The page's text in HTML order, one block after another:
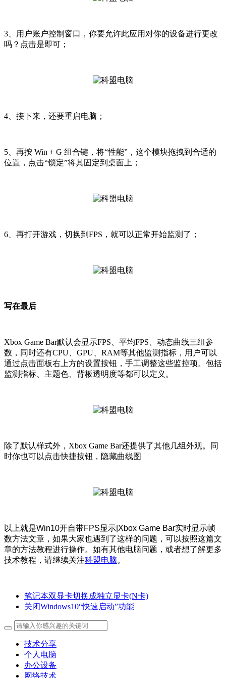
3、用户账户控制窗口，你要允许此应用对你的设备进行更改
吗？点击是即可；
4、接下来，还要重启电脑；
5、再按 Win + G 组合键，将“性能”，这个模块拖拽到合适的
位置，点击“锁定”将其固定到桌面上；
6、再打开游戏，切换到FPS，就可以正常开始监测了；
写在最后
Xbox Game Bar默认会显示FPS、平均FPS、动态曲线三组参
数，同时还有CPU、GPU、RAM等其他监测指标，用户可以
通过点击面板右上方的设置按钮，手工调整这些监控项。包括
监测指标、主题色、背板透明度等都可以定义。
除了默认样式外，Xbox Game Bar还提供了其他几组外观。同
时你也可以点击快捷按钮，隐藏曲线图
以上就是Win10开自带FPS显示|Xbox Game Bar实时显示帧
数方法文章，如果大家也遇到了这样的问题，可以按照这篇文
章的方法教程进行操作。 如有其他电脑问题，或者想了解更多
技术教程，请继续关注科盟电脑。
笔记本双显卡切换成独立显卡(N卡)
关闭Windows10“快速启动”功能
技术分享
个人电脑
办公设备
网络技术